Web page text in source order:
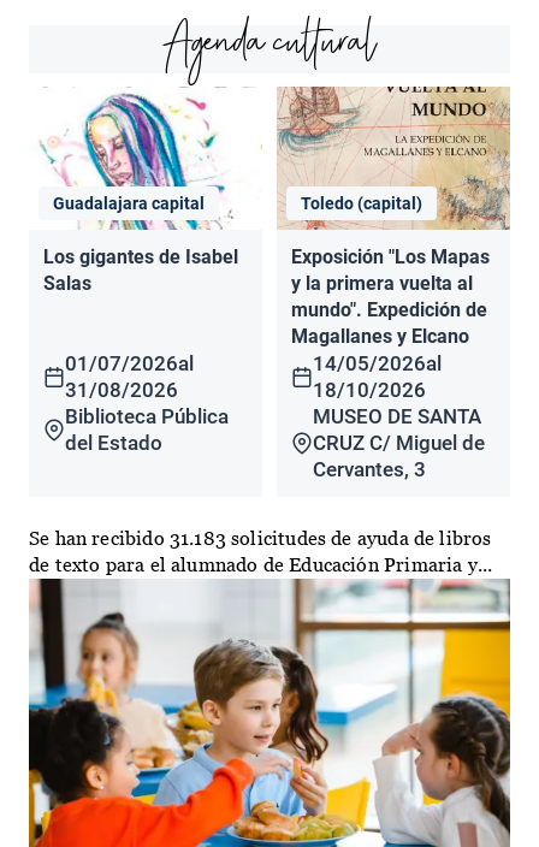
Agenda cultural
Guadalajara capital
Los gigantes de Isabel
Salas
01/07/2026al
31/08/2026
Biblioteca Pública
del Estado
Toledo (capital)
Exposición "Los Mapas
y la primera vuelta al
mundo". Expedición de
Magallanes y Elcano
14/05/2026al
18/10/2026
MUSEO DE SANTA
CRUZ C/ Miguel de
Cervantes, 3
Se han recibido 31.183 solicitudes de ayuda de libros
de texto para el alumnado de Educación Primaria y...